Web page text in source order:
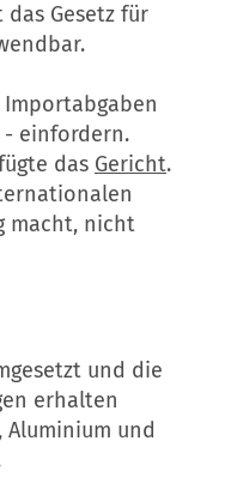
das Gesetz für
- einfordern.
das Gericht.
macht, nicht
und die
erhalten
Aluminium und